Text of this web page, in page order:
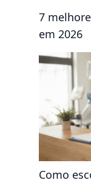
7
em 2026
Como